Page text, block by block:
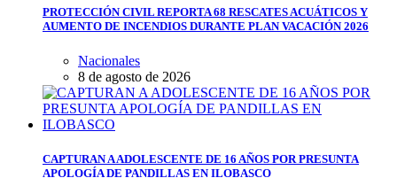
PROTECCIÓN CIVIL REPORTA 68 RESCATES ACUÁTICOS Y
AUMENTO DE INCENDIOS DURANTE PLAN VACACIÓN 2026
Nacionales
8 de agosto de 2026
CAPTURAN A ADOLESCENTE DE 16 AÑOS POR PRESUNTA
APOLOGÍA DE PANDILLAS EN ILOBASCO